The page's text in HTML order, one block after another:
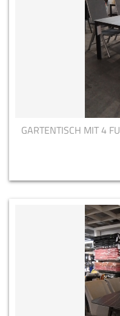
GARTENTISCH MIT 4